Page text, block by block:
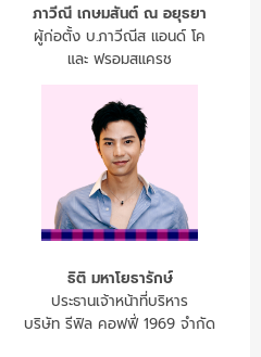
ภาวีณี เกษมสันต์ ณ อยุธยา
ผู้ก่อตั้ง บ.ภาวีณีส แอนด์ โค
และ ฟรอมสแครช
ธิติ มหาโยธารักษ์
ประธานเจ้าหน้าที่บริหาร
บริษัท รีฟิล คอฟฟี่ 1969 จำกัด